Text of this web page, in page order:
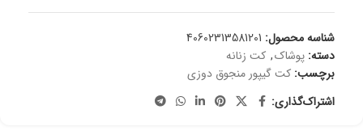
شناسه محصول: 40602313581201
دسته: پوشاک, کت زنانه
برچسب: کت گیپور منجوق دوزی
اشتراک‌گذاری: